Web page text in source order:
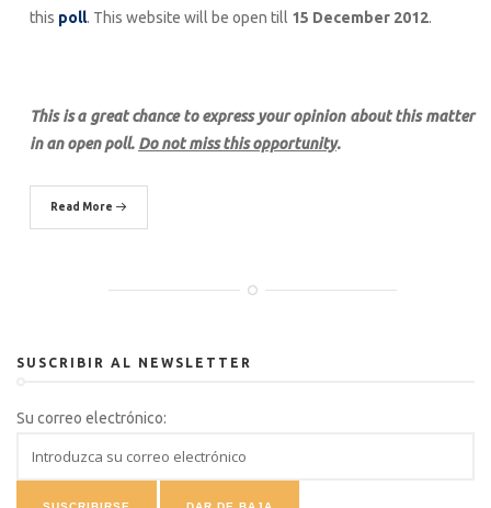
this poll. This website will be open till 15 December 2012.
This is a great chance to express your opinion about this matter
in an open poll. Do not miss this opportunity.
Read More
SUSCRIBIR AL NEWSLETTER
Su correo electrónico: